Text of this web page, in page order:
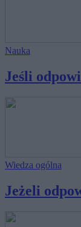
Nauka
Jeśli
Wiedza ogólna
Jeżeli